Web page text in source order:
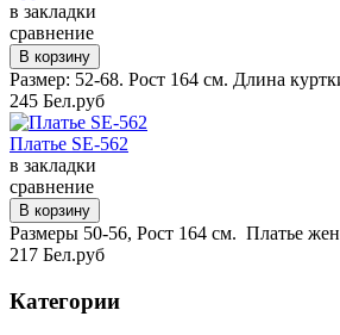
в закладки
сравнение
Размер: 52-68. Рост 164 см. Длина
245 Бел.руб
Платье SE-562
в закладки
сравнение
Размеры 50-56, Рост 164 см. Платье
217 Бел.руб
Категории